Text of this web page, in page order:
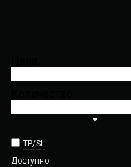
TP/SL
Доступно